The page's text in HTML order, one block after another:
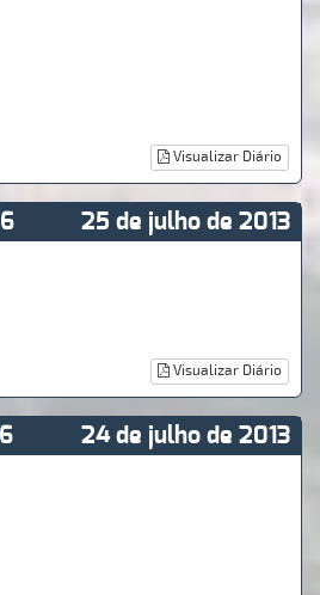
Visualizar Diário
25 de julho de 2013
Visualizar Diário
24 de julho de 2013